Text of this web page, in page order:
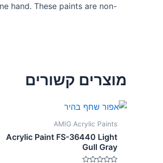
hand. These paints are non-
מוצרים קשורים
AMIG Acrylic Paints
Acrylic Paint FS-36440 Light
Gull Gray